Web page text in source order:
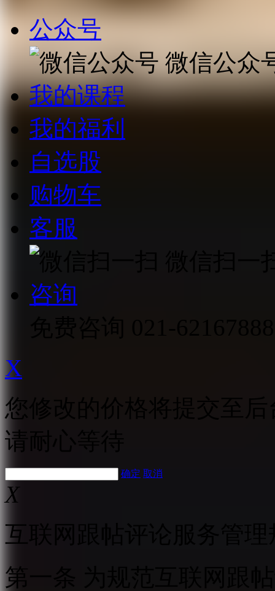
公众号
微信公众
我的课程
我的福利
自选股
购物车
客服
咨询
X
您修改的价格将提交至
请耐心等待
确定 取消
X
互联网跟帖评论服务管理
第一条 为规范互联网跟